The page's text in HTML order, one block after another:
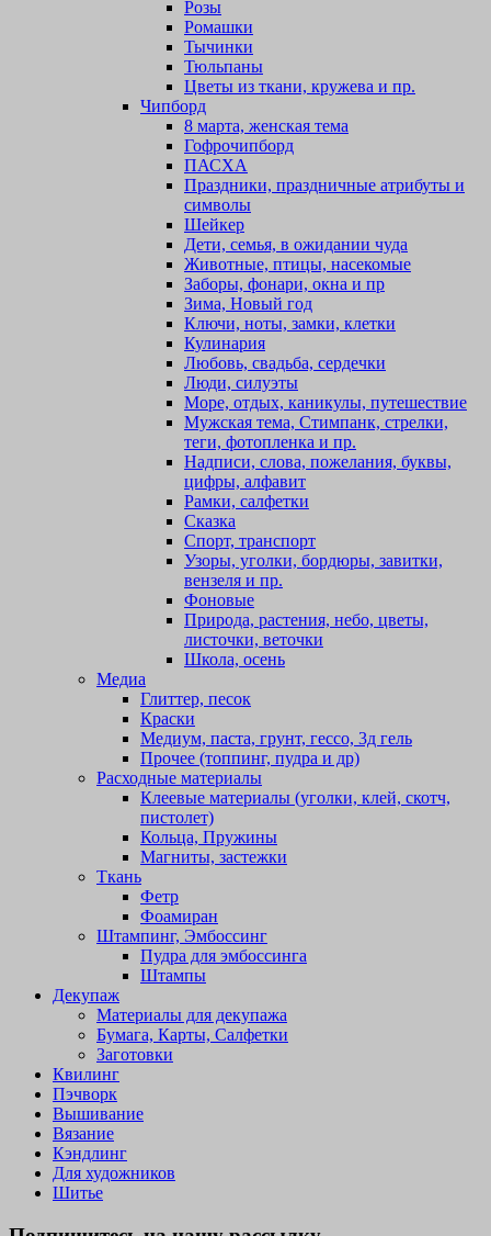
Розы
Ромашки
Тычинки
Тюльпаны
Цветы из ткани, кружева и пр.
Чипборд
8 марта, женская тема
Гофрочипборд
ПАСХА
Праздники, праздничные атрибуты и
символы
Шейкер
Дети, семья, в ожидании чуда
Животные, птицы, насекомые
Заборы, фонари, окна и пр
Зима, Новый год
Ключи, ноты, замки, клетки
Кулинария
Любовь, свадьба, сердечки
Люди, силуэты
Море, отдых, каникулы, путешествие
Мужская тема, Стимпанк, стрелки,
теги, фотопленка и пр.
Надписи, слова, пожелания, буквы,
цифры, алфавит
Рамки, салфетки
Сказка
Спорт, транспорт
Узоры, уголки, бордюры, завитки,
вензеля и пр.
Фоновые
Природа, растения, небо, цветы,
листочки, веточки
Школа, осень
Медиа
Глиттер, песок
Краски
Медиум, паста, грунт, гессо, 3д гель
Прочее (топпинг, пудра и др)
Расходные материалы
Клеевые материалы (уголки, клей, скотч,
пистолет)
Кольца, Пружины
Магниты, застежки
Ткань
Фетр
Фоамиран
Штампинг, Эмбоссинг
Пудра для эмбоссинга
Штампы
Декупаж
Материалы для декупажа
Бумага, Карты, Салфетки
Заготовки
Квилинг
Пэчворк
Вышивание
Вязание
Кэндлинг
Для художников
Шитье